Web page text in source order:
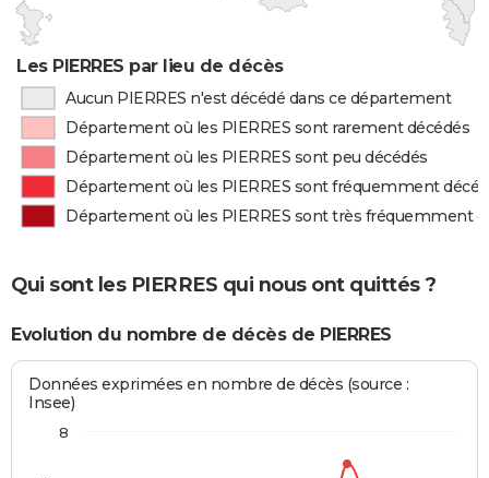
Les PIERRES par lieu de décès
Aucun PIERRES n'est décédé dans ce département
Département où les PIERRES sont rarement décédés
Département où les PIERRES sont peu décédés
Département où les PIERRES sont fréquemment
Département où les PIERRES sont très fréquemment
Qui sont les PIERRES qui nous ont quittés ?
Evolution du nombre de décès de PIERRES
Données exprimées en nombre de décès (source :
Insee)
8